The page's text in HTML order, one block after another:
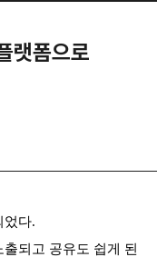
랫폼으로
었다.
되고 공유도 쉽게 된